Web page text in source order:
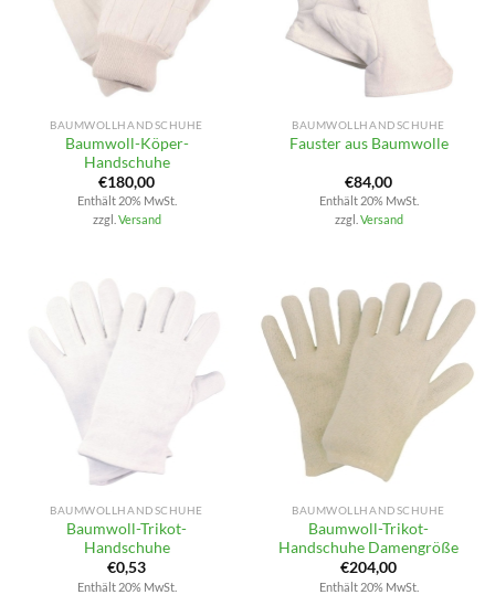
BAUMWOLLHANDSCHUHE
Baumwoll-Köper-
Handschuhe
€180,00
Enthält 20% MwSt.
zzgl. Versand
BAUMWOLLHANDSCHUHE
Fauster aus Baumwolle
€84,00
Enthält 20% MwSt.
zzgl. Versand
BAUMWOLLHANDSCHUHE
Baumwoll-Trikot-
Handschuhe
€0,53
Enthält 20% MwSt.
BAUMWOLLHANDSCHUHE
Baumwoll-Trikot-
Handschuhe Damengröße
€204,00
Enthält 20% MwSt.